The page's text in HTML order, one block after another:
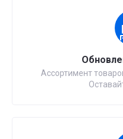
Ассортимент